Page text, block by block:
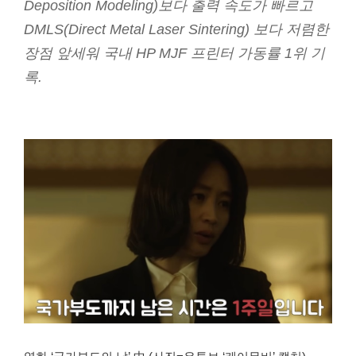
Deposition Modeling)보다 출력 속도가 빠르고
DMLS(Direct Metal Laser Sintering) 보다 저렴한
장점 앞세워 국내 HP MJF 프린터 가동률 1위 기
록.